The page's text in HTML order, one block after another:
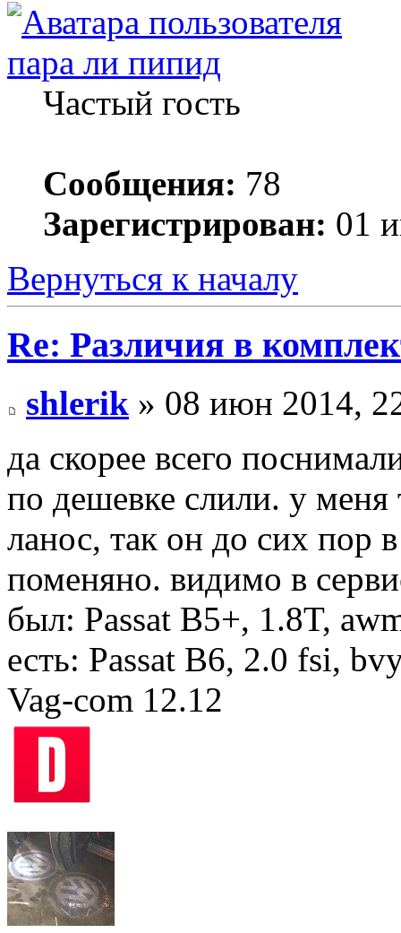
пара ли пипид
Частый гость
Сообщения: 78
Зарегистрирован: 01
Вернуться к началу
Re: Различия в
shlerik » 08 июн 2014,
да скорее всего
по дешевке слили. у меня
ланос, так он до сих пор
поменяно. видимо в
был: Passat B5+, 1.8T,
есть: Passat B6, 2.0 fsi,
Vag-com 12.12